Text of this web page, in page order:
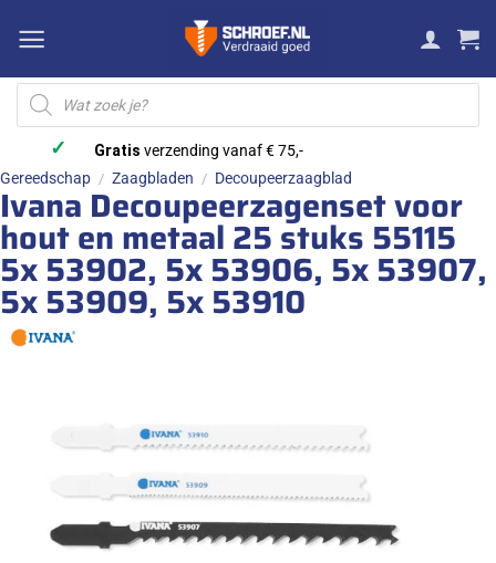
naar
inhoud
Producten
zoeken
✓ Gratis verzending vanaf € 75,-
Gereedschap / Zaagbladen / Decoupeerzaagblad
Ivana Decoupeerzagenset voor
hout en metaal 25 stuks 55115
5x 53902, 5x 53906, 5x 53907,
5x 53909, 5x 53910